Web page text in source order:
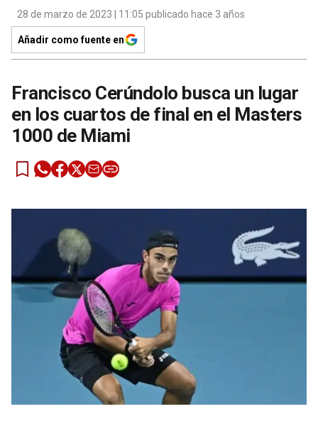
28 de marzo de 2023 | 11:05 publicado hace 3 años
Añadir como fuente en
Francisco Cerúndolo busca un lugar
en los cuartos de final en el Masters
1000 de Miami